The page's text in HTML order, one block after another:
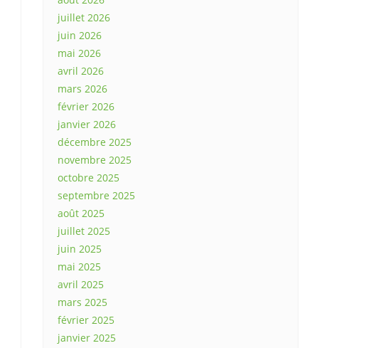
juillet 2026
juin 2026
mai 2026
avril 2026
mars 2026
février 2026
janvier 2026
décembre 2025
novembre 2025
octobre 2025
septembre 2025
août 2025
juillet 2025
juin 2025
mai 2025
avril 2025
mars 2025
février 2025
janvier 2025